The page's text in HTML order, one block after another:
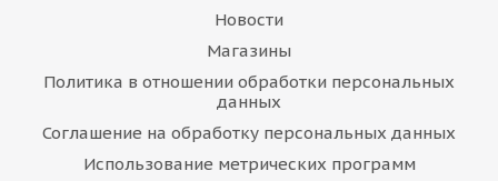
Новости
Магазины
Политика в отношении обработки персональных
данных
Соглашение на обработку персональных данных
Использование метрических программ